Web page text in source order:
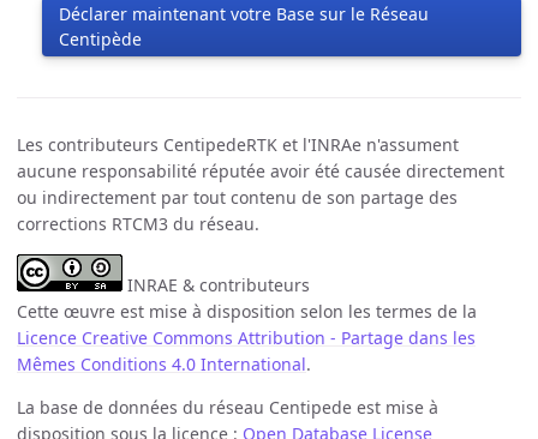
Déclarer maintenant votre Base sur le Réseau
Centipède
Les contributeurs CentipedeRTK et l'INRAe n'assument
aucune responsabilité réputée avoir été causée directement
ou indirectement par tout contenu de son partage des
corrections RTCM3 du réseau.
INRAE & contributeurs
Cette œuvre est mise à disposition selon les termes de la
Licence Creative Commons Attribution - Partage dans les
Mêmes Conditions 4.0 International.
La base de données du réseau Centipede est mise à
disposition sous la licence : Open Database License